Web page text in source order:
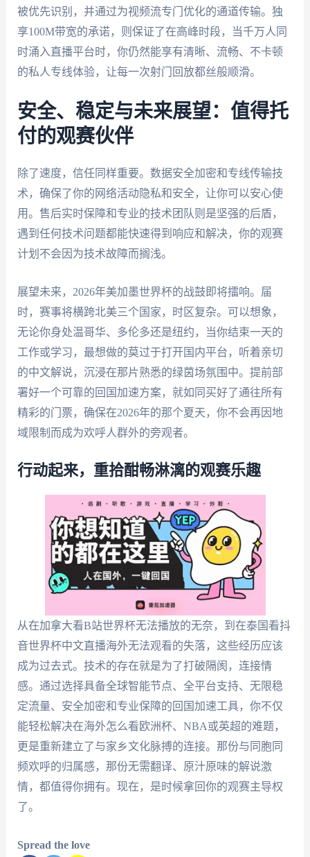
被优先识别，并通过为视频流专门优化的通道传输。独
享100M带宽的承诺，则保证了在高峰时段，当千万人同
时涌入直播平台时，你仍然能享有清晰、流畅、不卡顿
的私人专线体验，让每一次射门回放都丝般顺滑。
安全、稳定与未来展望：值得托
付的观赛伙伴
除了速度，信任同样重要。数据安全加密和专线传输技
术，确保了你的网络活动隐私和安全，让你可以安心使
用。售后实时保障和专业的技术团队则是坚强的后盾，
遇到任何技术问题都能快速得到响应和解决，你的观赛
计划不会因为技术故障而搁浅。
展望未来，2026年美加墨世界杯的战鼓即将擂响。届
时，赛事将横跨北美三个国家，时区复杂。可以想象，
无论你身处温哥华、多伦多还是纽约，当你结束一天的
工作或学习，最想做的莫过于打开国内平台，听着亲切
的中文解说，沉浸在那片熟悉的绿茵场氛围中。提前部
署好一个可靠的回国加速方案，就如同买好了通往所有
精彩的门票，确保在2026年的那个夏天，你不会再因地
域限制而成为欢呼人群外的旁观者。
行动起来，重拾酣畅淋漓的观赛乐趣
从在加拿大看B站世界杯无法播放的无奈，到在泰国看抖
音世界杯中文直播海外无法观看的失落，这些经历应该
成为过去式。技术的存在就是为了打破隔阂，连接情
感。通过选择具备全球智能节点、全平台支持、无限稳
定流量、安全加密和专业保障的回国加速工具，你不仅
能轻松解决在海外怎么看欧洲杯、NBA或英超的难题，
更是重新建立了与家乡文化脉搏的连接。那份与同胞同
频欢呼的归属感，那份无需翻译、原汁原味的解说激
情，都值得你拥有。现在，是时候拿回你的观赛主导权
了。
Spread the love